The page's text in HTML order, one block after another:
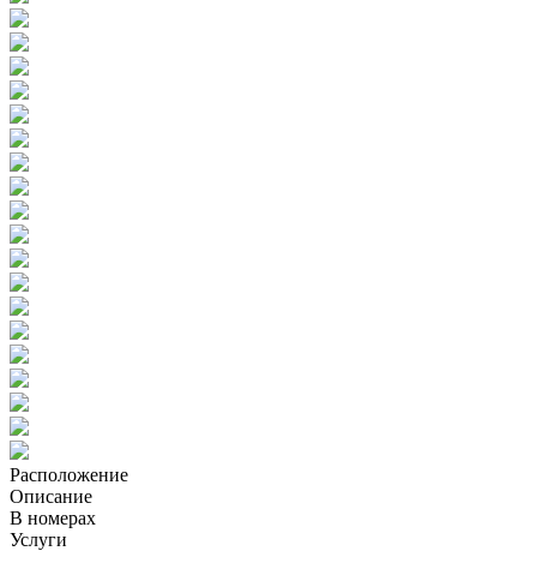
Расположение
Описание
В номерах
Услуги